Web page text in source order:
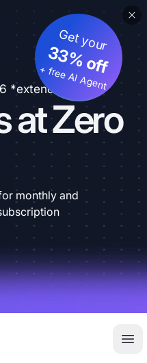
*extended
at Zero
Get your
33% off
+ free AI Agent
monthly and